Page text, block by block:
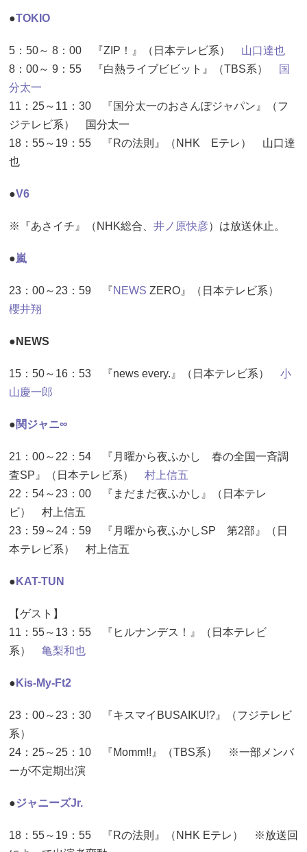
●TOKIO
5：50～ 8：00 『ZIP！』（日本テレビ系） 山口達也
8：00～ 9：55 『白熱ライブビビット』（TBS系）
国
分太一
11：25～11：30 『国分太一のおさんぽジャパン』（フ
ジテレビ系） 国分太一
18：55～19：55 『Rの法則』（NHK Eテレ） 山口達
也
●V6
※『あさイチ』（NHK総合、 井ノ原快彦）は放送休止。
●嵐
23：00～23：59 『NEWS ZERO』（日本テレビ系）
櫻井翔
●NEWS
15：50～16：53 『news every.』（日本テレビ系） 小
山慶一郎
●関ジャニ∞
21：00～22：54 『月曜から夜ふかし 春の全国一斉調
査SP』（日本テレビ系） 村上信五
22：54～23：00 『まだまだ夜ふかし』（日本テレ
ビ） 村上信五
23：59～24：59 『月曜から夜ふかしSP 第2部』（日
本テレビ系） 村上信五
● KAT-TUN
【ゲスト】
11：55～13：55 『ヒルナンデス！』（日本テレビ
系） 亀梨和也
● Kis-My-Ft2
23：00～23：30 『キスマイBUSAIKU!?』（フジテレビ
系）
24：25～25：10 『Momm!!』（TBS系） ※一部メンバ
ーが不定期出演
●ジャニーズJr.
18：55～19：55 『Rの法則』（NHK Eテレ） ※放送回